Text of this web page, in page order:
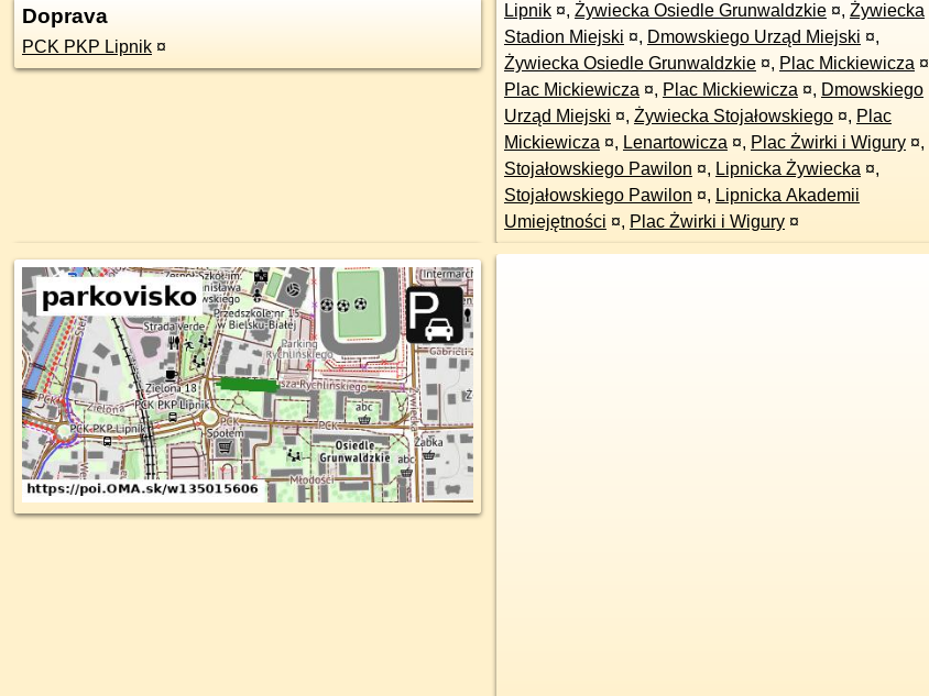
Doprava
PCK PKP Lipnik ¤
Lipnik ¤, Żywiecka Osiedle Grunwaldzkie ¤, Żywiecka
Stadion Miejski ¤, Dmowskiego Urząd Miejski ¤,
Żywiecka Osiedle Grunwaldzkie ¤, Plac Mickiewicza ¤
Plac Mickiewicza ¤, Plac Mickiewicza ¤, Dmowskiego
Urząd Miejski ¤, Żywiecka Stojałowskiego ¤, Plac
Mickiewicza ¤, Lenartowicza ¤, Plac Żwirki i Wigury ¤,
Stojałowskiego Pawilon ¤, Lipnicka Żywiecka ¤,
Stojałowskiego Pawilon ¤, Lipnicka Akademii
Umiejętności ¤, Plac Żwirki i Wigury ¤